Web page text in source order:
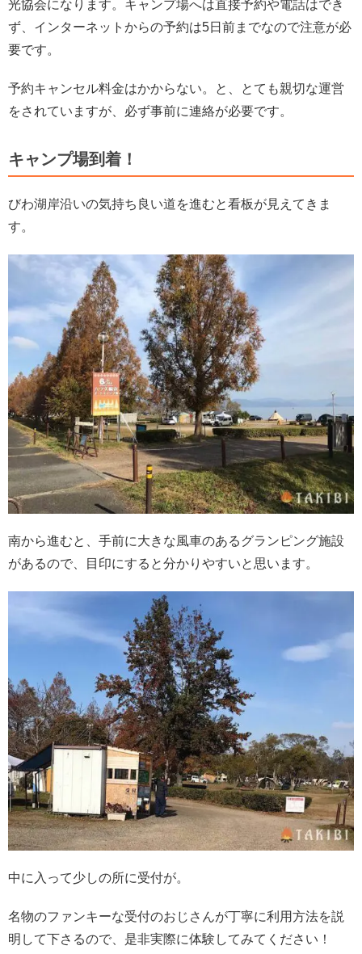
光協会になります。キャンプ場へは直接予約や電話はでき
ず、インターネットからの予約は5日前までなので注意が必
要です。
予約キャンセル料金はかからない。と、とても親切な運営
をされていますが、必ず事前に連絡が必要です。
キャンプ場到着！
びわ湖岸沿いの気持ち良い道を進むと看板が見えてきま
す。
南から進むと、手前に大きな風車のあるグランピング施設
があるので、目印にすると分かりやすいと思います。
中に入って少しの所に受付が。
名物のファンキーな受付のおじさんが丁寧に利用方法を説
明して下さるので、是非実際に体験してみてください！